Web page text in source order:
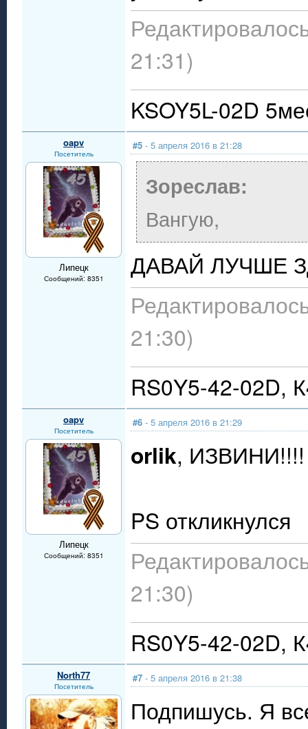
21:31)
KSOY5L-02D
oapv
Посетитель
Липецк
Сообщений: 8351
#5 - 5 апреля 2016 в 21:28
Зореслав:
Вангую,
ДАВАЙ ЛУЧШЕ
21:30)
RS0Y5-42-02D,
oapv
Посетитель
Липецк
Сообщений: 8351
#6 - 5 апреля 2016 в 21:29
orlik, ИЗВИНИ!!!!
PS откликнулся
21:30)
RS0Y5-42-02D,
North77
Посетитель
#7 - 5 апреля 2016 в 21:38
Подпишусь. Я